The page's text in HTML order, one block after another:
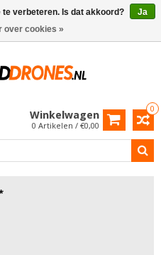
0
Winkelwagen
0 Artikelen / €0,00
verbeteren. Is dat akkoord?
Ja
over cookies »